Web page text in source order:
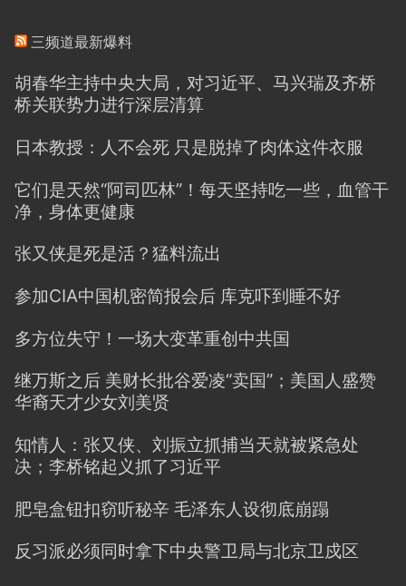
三频道最新爆料
胡春华主持中央大局，对习近平、马兴瑞及齐桥
桥关联势力进行深层清算
日本教授：人不会死 只是脱掉了肉体这件衣服
它们是天然“阿司匹林”！每天坚持吃一些，血管干
净，身体更健康
张又侠是死是活？猛料流出
参加CIA中国机密简报会后 库克吓到睡不好
多方位失守！一场大变革重创中共国
继万斯之后 美财长批谷爱凌“卖国”；美国人盛赞
华裔天才少女刘美贤
知情人：张又侠、刘振立抓捕当天就被紧急处
决；李桥铭起义抓了习近平
肥皂盒钮扣窃听秘辛 毛泽东人设彻底崩蹋
反习派必须同时拿下中央警卫局与北京卫戍区